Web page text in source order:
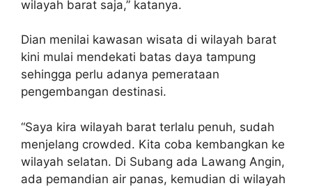
wilayah barat saja,” katanya.
Dian menilai kawasan wisata di wilayah barat
kini mulai mendekati batas daya tampung
sehingga perlu adanya pemerataan
pengembangan destinasi.
“Saya kira wilayah barat terlalu penuh, sudah
menjelang crowded. Kita coba kembangkan ke
wilayah selatan. Di Subang ada Lawang Angin,
ada pemandian air panas, kemudian di wilayah